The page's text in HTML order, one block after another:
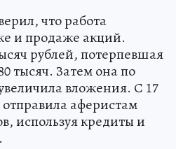
что работа
и продаже акций.
рублей, потерпевшая
тысяч. Затем она по
вложения. С 17
аферистам
используя кредиты и